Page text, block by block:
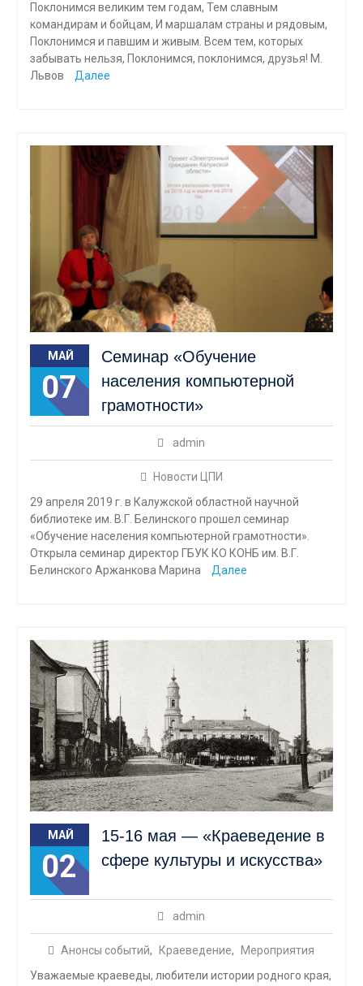
Поклонимся великим тем годам, Тем славным
командирам и бойцам, И маршалам страны и рядовым,
Поклонимся и павшим и живым. Всем тем, которых
забывать нельзя, Поклонимся, поклонимся, друзья! М.
Львов
Далее
МАЙ
07
Семинар «Обучение
населения компьютерной
грамотности»
admin
Новости ЦПИ
29 апреля 2019 г. в Калужской областной научной
библиотеке им. В.Г. Белинского прошел семинар
«Обучение населения компьютерной грамотности».
Открыла семинар директор ГБУК КО КОНБ им. В.Г.
Белинского Аржанкова Марина
Далее
МАЙ
02
15-16 мая — «Краеведение в
сфере культуры и искусства»
admin
Анонсы событий, Краеведение,
Мероприятия
Уважаемые краеведы, любители истории родного края,